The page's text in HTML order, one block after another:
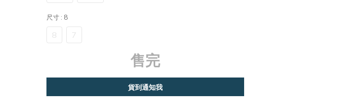
尺寸 : 8
8 7
售完
貨到通知我